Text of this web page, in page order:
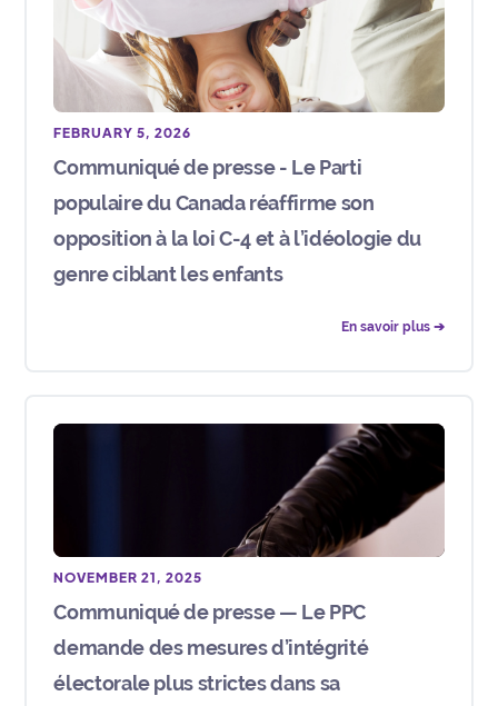
FEBRUARY 5, 2026
Communiqué de presse - Le Parti
populaire du Canada réaffirme son
opposition à la loi C-4 et à l’idéologie du
genre ciblant les enfants
En savoir plus ➔
NOVEMBER 21, 2025
Communiqué de presse — Le PPC
demande des mesures d’intégrité
électorale plus strictes dans sa